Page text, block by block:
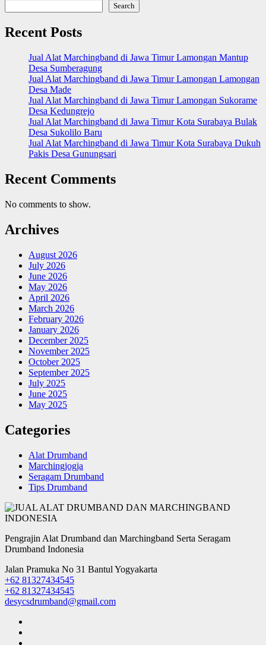
Search
Recent Posts
Jual Alat Marchingband di Jawa Timur Lamongan Mantup
Desa Sumberagung
Jual Alat Marchingband di Jawa Timur Lamongan Lamongan
Desa Made
Jual Alat Marchingband di Jawa Timur Lamongan Sukorame
Desa Kedungrejo
Jual Alat Marchingband di Jawa Timur Kota Surabaya Bulak
Desa Sukolilo Baru
Jual Alat Marchingband di Jawa Timur Kota Surabaya Dukuh
Pakis Desa Gunungsari
Recent Comments
No comments to show.
Archives
August 2026
July 2026
June 2026
May 2026
April 2026
March 2026
February 2026
January 2026
December 2025
November 2025
October 2025
September 2025
July 2025
June 2025
May 2025
Categories
Alat Drumband
Marchingjogja
Seragam Drumband
Tips Drumband
Pengrajin Alat Drumband dan Marchingband Serta Seragam
Drumband Indonesia
Jalan Pramuka No 31 Bantul Yogyakarta
+62 81327434545
+62 81327434545
desycsdrumband@gmail.com